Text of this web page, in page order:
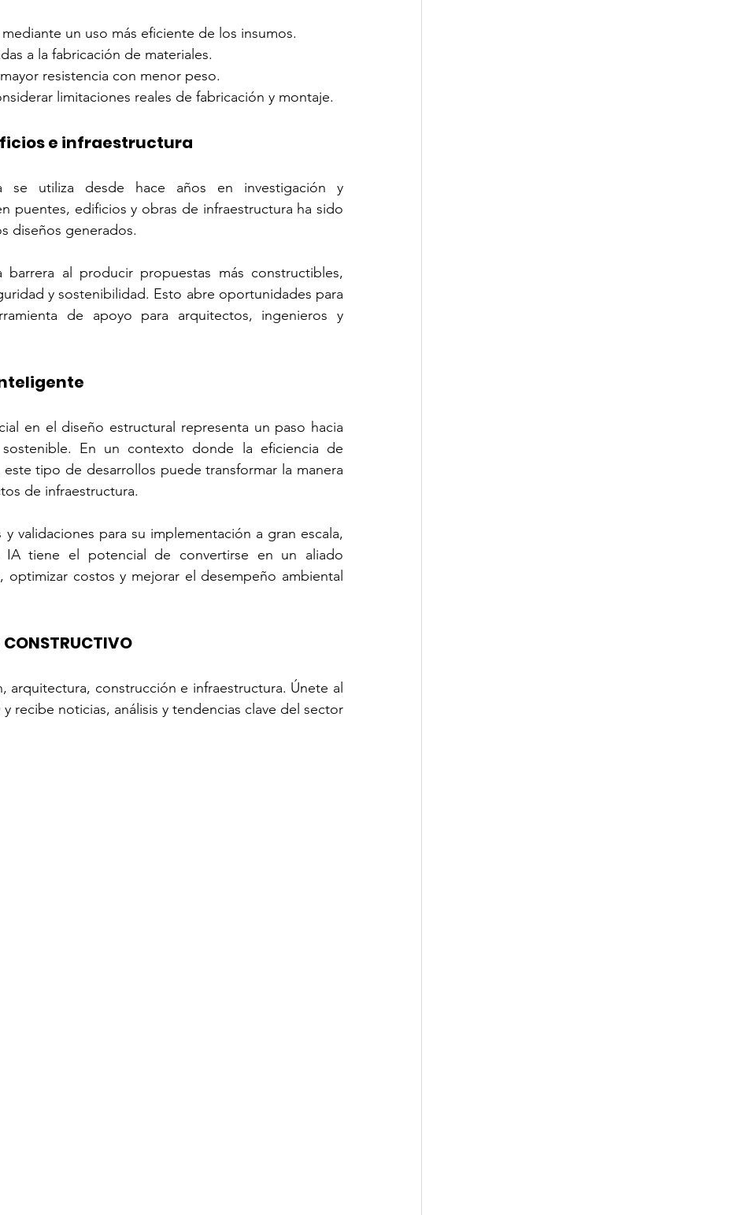
un uso más eficiente de los insumos.
a la fabricación de materiales.
resistencia con menor peso.
limitaciones reales de fabricación y montaje.
e infraestructura
se utiliza desde hace años en investigación y
puentes, edificios y obras de infraestructura ha sido
diseños generados.
al producir propuestas más constructibles,
y sostenibilidad. Esto abre oportunidades para
de apoyo para arquitectos, ingenieros y
en el diseño estructural representa un paso hacia
En un contexto donde la eficiencia de
tipo de desarrollos puede transformar la manera
de infraestructura.
validaciones para su implementación a gran escala,
tiene el potencial de convertirse en un aliado
optimizar costos y mejorar el desempeño ambiental
arquitectura, construcción e infraestructura. Únete al
recibe noticias, análisis y tendencias clave del sector